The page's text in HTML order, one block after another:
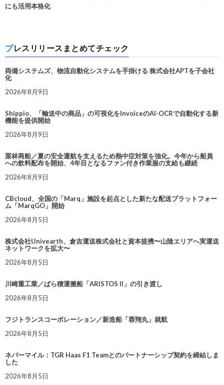
にも活用本格化
プレスリリースまとめてチェック
両備システムズ、物流自動化システムを手掛ける 株式会社APTを子会社
化
2026年8月9日
Shippio、「輸送中の商品」の可視化をInvoiceのAI-OCRで自動化する新
機能を提供開始
2026年8月9日
栗林商船／夏の安全運航を支えるため熱中症対策を強化。今年から船員
への飲料配布を開始、4年目となるファン付き作業服の支給も継続
2026年8月9日
CBcloud、全国の「Marq」施設を起点とした新たな配送プラットフォー
ム「MarqGO」開始
2026年8月5日
株式会社Univearth、倉吉運送株式会社と資本提携〜山陰エリアへ実運送
ネットワークを拡大〜
2026年8月5日
川崎重工業／ばら積運搬船「ARISTOS II」の引き渡し
2026年8月5日
フジトランスコーポレーション／新造船「蓉翔丸」就航
2026年8月5日
ネバーマイル：TGR Haas F1 Teamとのパートナーシップ契約を締結しま
した
2026年8月5日